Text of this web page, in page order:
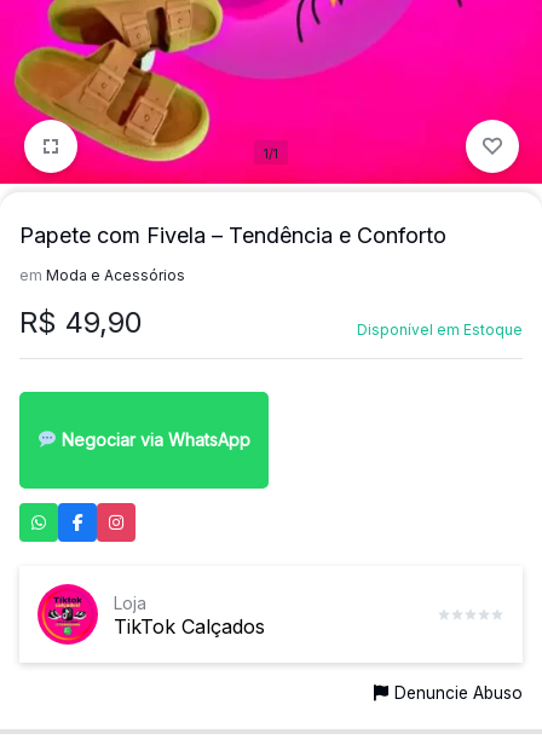
mais
precisa!
1/1
Papete com Fivela – Tendência e Conforto
em Moda e Acessórios
R$ 49,90 Disponível em Estoque
Negociar via WhatsApp
TikTok Calçados
Loja
Denuncie Abuso